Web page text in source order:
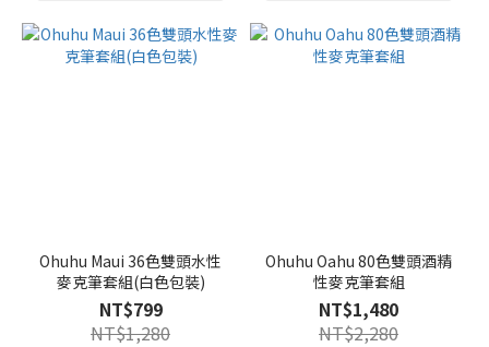
Ohuhu Maui 36色雙頭水性
麥克筆套組(白色包裝)
NT$799
NT$1,280
Ohuhu Oahu 80色雙頭酒精
性麥克筆套組
NT$1,480
NT$2,280